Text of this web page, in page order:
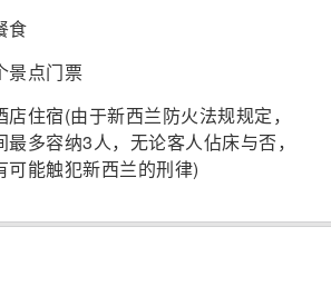
食
景点门票
住宿(由于新西兰防火法规规定，
多容纳3人，无论客人佔床与否，
可能触犯新西兰的刑律)